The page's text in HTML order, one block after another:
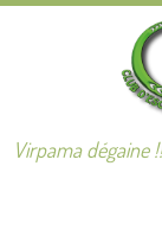
Passer
Virpama dégaine